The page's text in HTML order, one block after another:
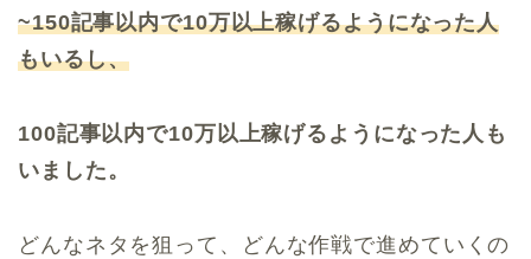
~150記事以内で10万以上稼げるようになった人
もいるし、
100記事以内で10万以上稼げるようになった人も
いました。
どんなネタを狙って、どんな作戦で進めていくの